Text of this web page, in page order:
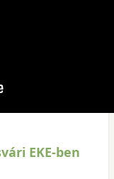
EKE-ben